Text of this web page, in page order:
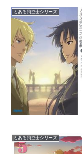
とある飛空士シリーズ
とある飛空士シリーズ